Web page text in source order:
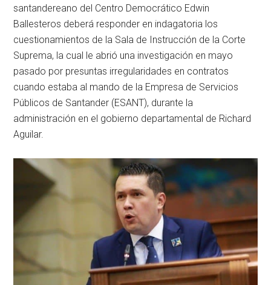
santandereano del Centro Democrático Edwin
Ballesteros deberá responder en indagatoria los
cuestionamientos de la Sala de Instrucción de la Corte
Suprema, la cual le abrió una investigación en mayo
pasado por presuntas irregularidades en contratos
cuando estaba al mando de la Empresa de Servicios
Públicos de Santander (ESANT), durante la
administración en el gobierno departamental de Richard
Aguilar.